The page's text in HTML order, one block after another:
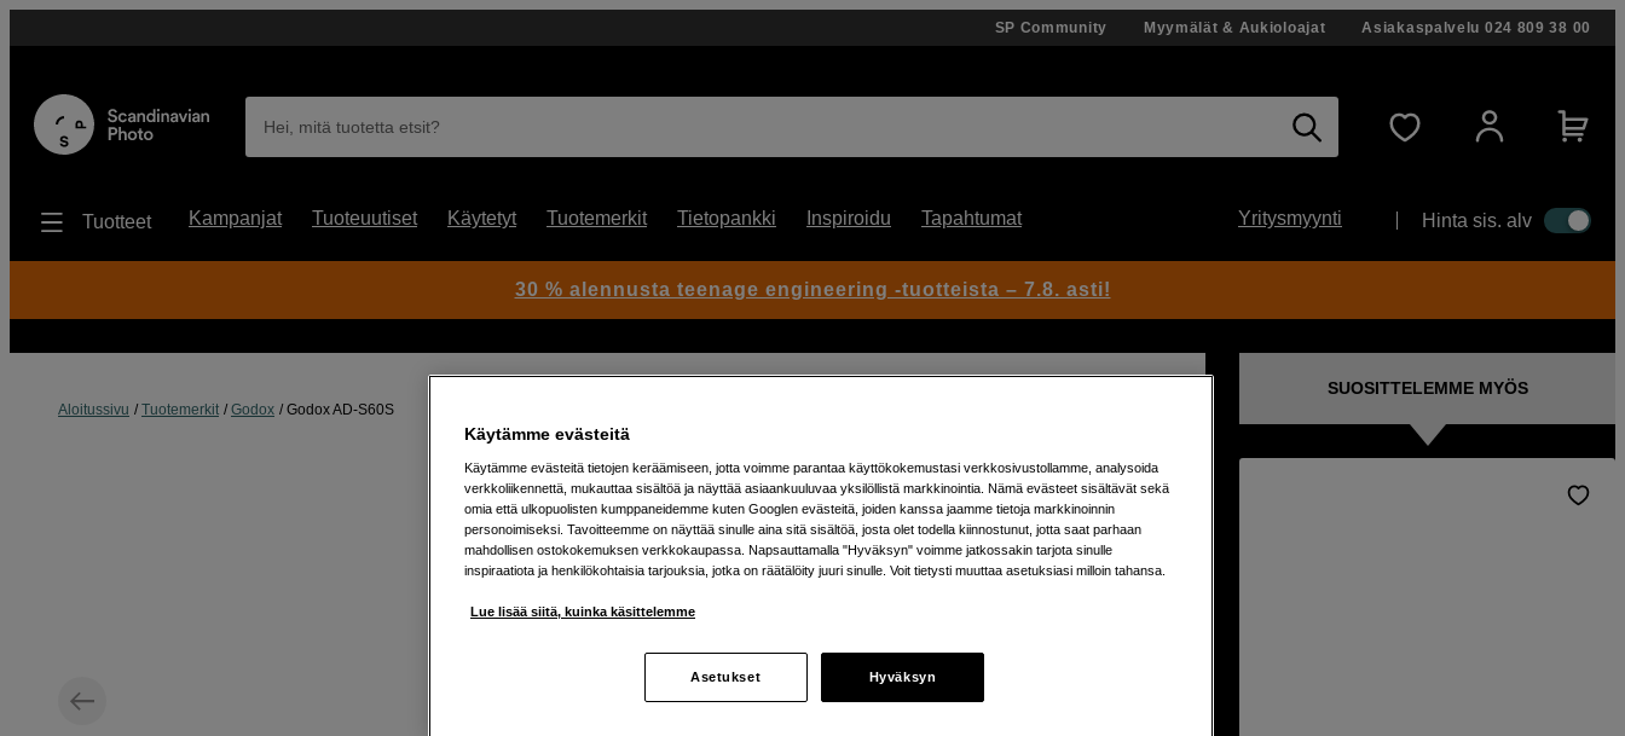
SP Community Myymälät & Aukioloajat Asiakaspalvelu 024 809 38 00
Hei, mitä tuotetta etsit?
Tuotteet Kampanjat Tuoteuutiset Käytetyt Tuotemerkit Tietopankki Inspiroidu Tapahtumat Yritysmyynti Hinta sis. alv
Aloitussivu Tuotemerkit Godox Godox AD-S60S
Artikkeli: 1049367
Softbox 60cm / AD300 Pro / AD 400
Pro / ML60
Verkkokauppa:
Varastossa
Helsingin myymälä: Varastotilanne
SUOSITTELEMME MYÖS
30 % alennusta teenage engineering -tuotteista – 7.8. asti!
Käytämme evästeitä
Käytämme evästeitä tietojen keräämiseen, jotta voimme parantaa käyttökokemustasi verkkosivustollamme, analysoida
verkkoliikennettä, mukauttaa sisältöä ja näyttää asiaankuuluvaa yksilöllistä markkinointia. Nämä evästeet sisältävät sekä
omia että ulkopuolisten kumppaneidemme kuten Googlen evästeitä, joiden kanssa jaamme tietoja markkinoinnin
personoimiseksi. Tavoitteemme on näyttää sinulle aina sitä sisältöä, josta olet todella kiinnostunut, jotta saat parhaan
mahdollisen ostokokemuksen verkkokaupassa. Napsauttamalla "Hyväksyn" voimme jatkossakin tarjota sinulle
inspiraatiota ja henkilökohtaisia tarjouksia, jotka on räätälöity juuri sinulle. Voit tietysti muuttaa asetuksiasi milloin tahansa.
Lue lisää siitä, kuinka käsittelemme
Asetukset Hyväksyn